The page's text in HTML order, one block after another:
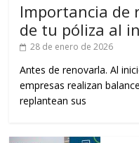
Importancia de
de tu póliza al
28 de enero de 2026
Antes de renovarla. Al
empresas realizan
replantean sus